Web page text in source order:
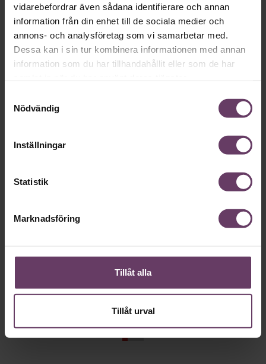
vidarebefordrar även sådana identifierare och annan
information från din enhet till de sociala medier och
annons- och analysföretag som vi samarbetar med.
Dessa kan i sin tur kombinera informationen med annan
information som du har tillhandahållit eller som de har
Nödvändig
Inställningar
Statistik
Marknadsföring
Tillåt alla
Tillåt urval
Programmet riktar sig till erfarna chefer och
ledare. Delprogrammen kan läsas var för sig eller
som en helhet.
EXECUTIVE MBA
Inspiration från Chefakademin
Mattering – en underskattad
drivkraft bakom framgång